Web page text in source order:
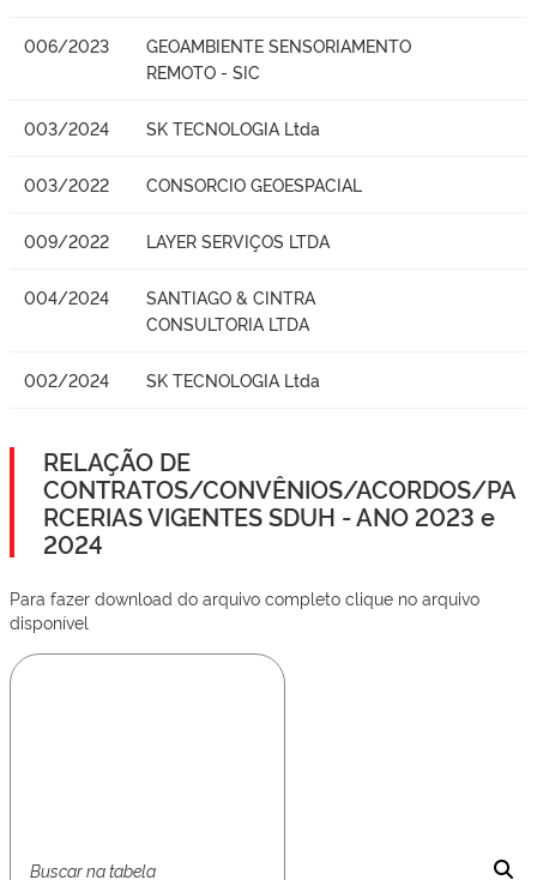
006/2023
GEOAMBIENTE SENSORIAMENTO
REMOTO - SIC
003/2024 SK TECNOLOGIA Ltda
003/2022 CONSORCIO GEOESPACIAL
009/2022 LAYER SERVIÇOS LTDA
004/2024
SANTIAGO & CINTRA
CONSULTORIA LTDA
002/2024 SK TECNOLOGIA Ltda
RELAÇÃO DE
CONTRATOS/CONVÊNIOS/ACORDOS/PA
RCERIAS VIGENTES SDUH - ANO 2023 e
2024
Para fazer download do arquivo completo clique no arquivo
disponível